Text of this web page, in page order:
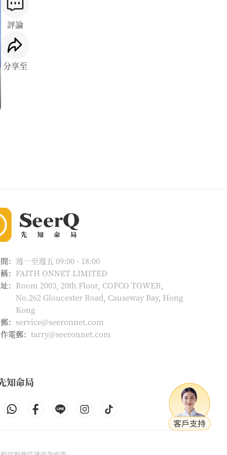
評論
分享至
： 週一至週五 09:00 - 18:00
： FAITH ONNET LIMITED
： Room 2003, 20th Floor, COFCO TOWER,
No.262 Gloucester Road, Causeway Bay, Hong
Kong
： service@seeronnet.com
電郵： tarry@seeronnet.com
知命局